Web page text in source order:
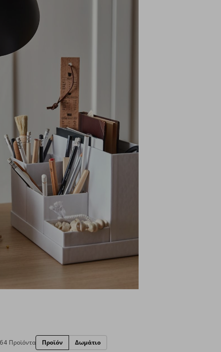
64 Προϊόντα Προϊόν Δωμάτιο